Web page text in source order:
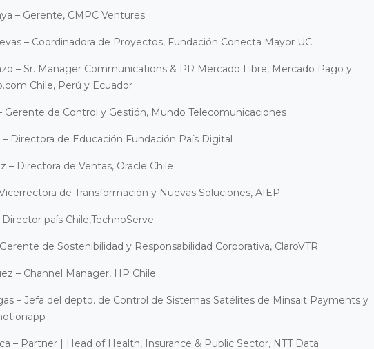
– Gerente, CMPC Ventures
– Coordinadora de Proyectos, Fundación Conecta Mayor UC
– Sr. Manager Communications & PR Mercado Libre, Mercado Pago y
Chile, Perú y Ecuador
Gerente de Control y Gestión, Mundo Telecomunicaciones
– Directora de Educación Fundación País Digital
– Directora de Ventas, Oracle Chile
de Transformación y Nuevas Soluciones, AIEP
Director país Chile,TechnoServe
de Sostenibilidad y Responsabilidad Corporativa, ClaroVTR
– Channel Manager, HP Chile
– Jefa del depto. de Control de Sistemas Satélites de Minsait Payments y
– Partner | Head of Health, Insurance & Public Sector, NTT Data